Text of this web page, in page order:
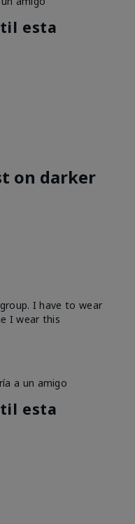
esta
on darker
I have to wear
I wear this
a un amigo
esta